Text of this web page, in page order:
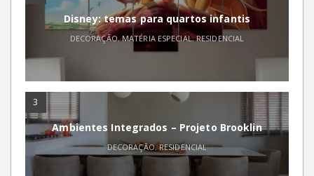
Disney: temas para quartos infantis
DECORAÇÃO,MATÉRIA ESPECIAL,RESIDENCIAL
3
Ambientes Integrados – Projeto Brooklin
DECORAÇÃO,RESIDENCIAL